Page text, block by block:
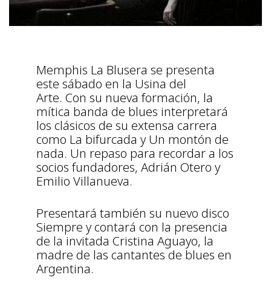
Memphis La Blusera se presenta
este sábado en la Usina del
Arte. Con su nueva formación, la
mítica banda de blues interpretará
los clásicos de su extensa carrera
como La bifurcada y Un montón de
nada. Un repaso para recordar a los
socios fundadores, Adrián Otero y
Emilio Villanueva.
Presentará también su nuevo disco
Siempre y contará con la presencia
de la invitada Cristina Aguayo, la
madre de las cantantes de blues en
Argentina.